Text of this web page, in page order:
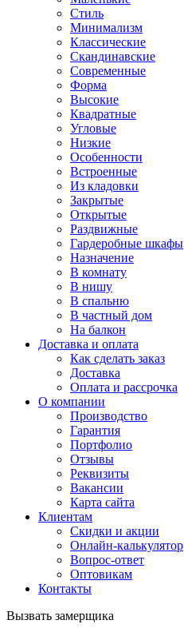
Стиль
Минимализм
Классические
Скандинавские
Современные
Форма
Высокие
Квадратные
Угловые
Низкие
Особенности
Встроенные
Из кладовки
Закрытые
Открытые
Раздвижные
Гардеробные шкафы
Назначение
В комнату
В нишу
В спальню
В частный дом
На балкон
Доставка и оплата
Как сделать заказ
Доставка
Оплата и рассрочка
О компании
Производство
Гарантия
Портфолио
Отзывы
Реквизиты
Вакансии
Карта сайта
Клиентам
Скидки и акции
Онлайн-калькулятор
Вопрос-ответ
Оптовикам
Контакты
Вызвать замерщика